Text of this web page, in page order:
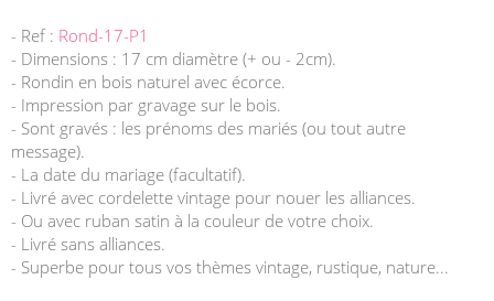
- Ref : Rond-17-P1
- Dimensions : 17 cm diamètre (+ ou - 2cm).
- Rondin en bois naturel avec écorce.
- Impression par gravage sur le bois.
- Sont gravés : les prénoms des mariés (ou tout autre
message).
- La date du mariage (facultatif).
- Livré avec cordelette vintage pour nouer les alliances.
- Ou avec ruban satin à la couleur de votre choix.
- Livré sans alliances.
- Superbe pour tous vos thèmes vintage, rustique, nature...